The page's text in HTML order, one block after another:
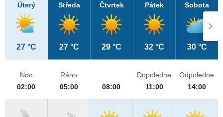
Úterý
27 °C
Středa
27 °C
Čtvrtek
29 °C
Pátek
32 °C
Sobota
30 °C
Noc
02:00
Ráno
05:00
08:00
Dopoledne
11:00
Odpoledne
14:00